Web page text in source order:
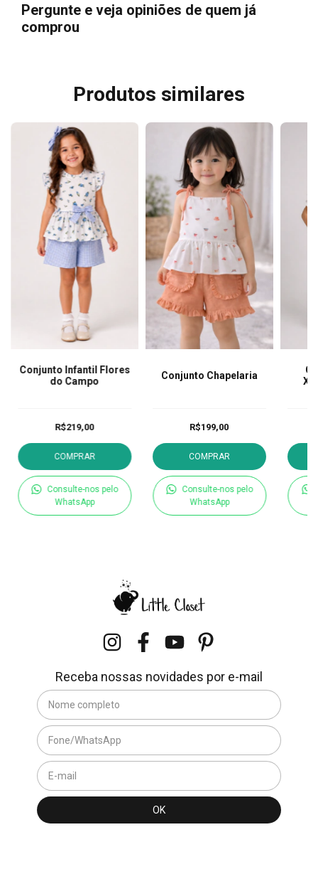
Pergunte e veja opiniões de quem já
comprou
Produtos similares
Conjunto Infantil Flores
do Campo
R$219,00
COMPRAR
Consulte-nos pelo
WhatsApp
Conjunto Chapelaria
R$199,00
COMPRAR
Consulte-nos pelo
WhatsApp
Receba nossas novidades por e-mail